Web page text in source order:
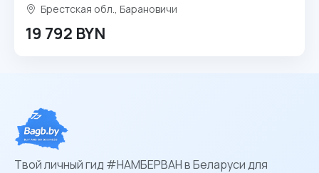
Брестская обл., Барановичи
19 792 BYN
Твой личный гид #НАМБЕРВАН в Беларуси для